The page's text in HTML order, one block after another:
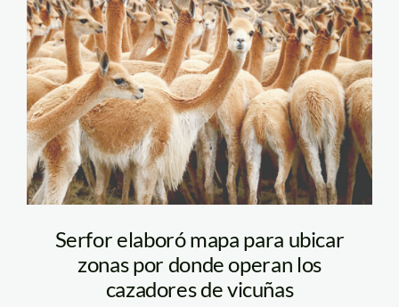
vicuña1-SERFOR
Serfor elaboró mapa para ubicar
zonas por donde operan los
cazadores de vicuñas